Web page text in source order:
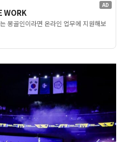
AD
WORK
몽골인이라면 온라인 업무에 지원해보